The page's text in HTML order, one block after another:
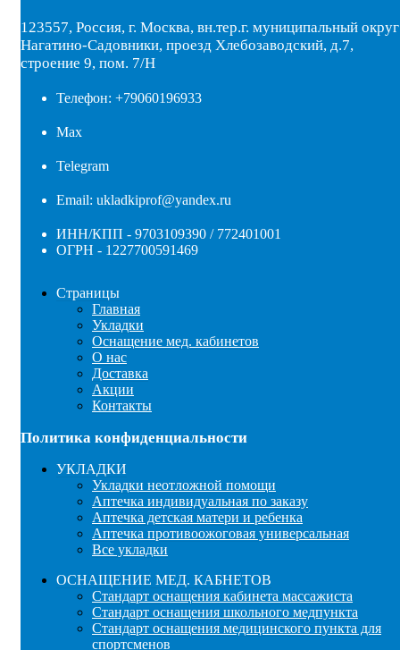
123557, Россия, г. Москва, вн.тер.г. муниципальный округ
Нагатино-Садовники, проезд Хлебозаводский, д.7,
строение 9, пом. 7/Н
Телефон: +79060196933
Max
Telegram
Email: ukladkiprof@yandex.ru
ИНН/КПП - 9703109390 / 772401001
ОГРН - 1227700591469
Страницы
Главная
Укладки
Оснащение мед. кабинетов
О нас
Доставка
Акции
Контакты
Политика конфиденциальности
УКЛАДКИ
Укладки неотложной помощи
Аптечка индивидуальная по заказу
Аптечка детская матери и ребенка
Аптечка противоожоговая универсальная
Все укладки
ОСНАЩЕНИЕ МЕД. КАБНЕТОВ
Стандарт оснащения кабинета массажиста
Стандарт оснащения школьного медпункта
Стандарт оснащения медицинского пункта для
спортсменов